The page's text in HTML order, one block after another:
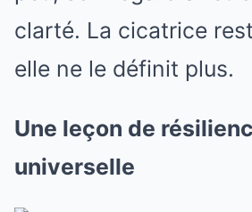
clarté. La cicatrice
elle ne le définit plus.
Une leçon de
universelle